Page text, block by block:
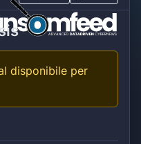
disponibile per